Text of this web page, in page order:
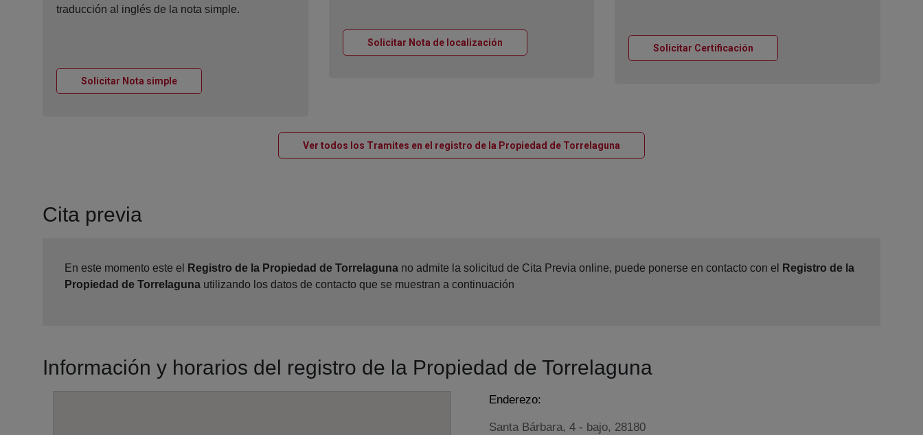
traducción al inglés de la nota simple.
Solicitar Nota simpleVentana nueva
Solicitar Nota de localizaciónVentana nueva
Solicitar Certificación
Ver todos los Tramites en el registro de la Propiedad de Torrelaguna
Cita previa
En este momento este el Registro de la Propiedad de Torrelaguna no admite la solicitud de Cita Previa online, puede ponerse en contacto con el
Registro de la
Propiedad de Torrelaguna utilizando los datos de contacto que se muestran a continuación
Información y horarios del registro de la Propiedad de Torrelaguna
Enderezo:
Santa Bárbara, 4 - bajo, 28180